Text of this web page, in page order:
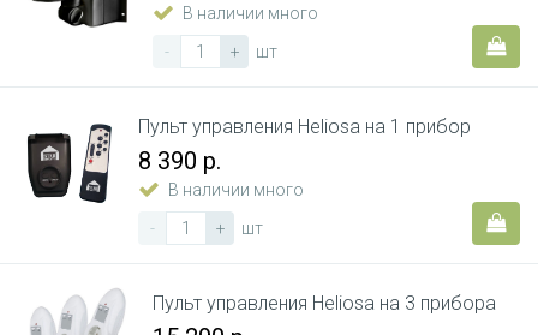
В наличии много
-
+ шт
Пульт управления Heliosa на 1 прибор
8 390 р.
В наличии много
-
+ шт
Пульт управления Heliosa на 3 прибора